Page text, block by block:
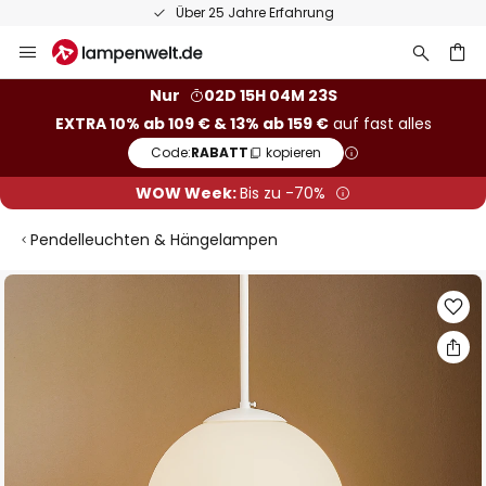
Über 25 Jahre Erfahrung
Inhalt
Nur
02D 15H 04M 22S
EXTRA 10% ab 109 € & 13% ab 159 €auf fast alles
Code:RABATT kopieren
WOW Week:Bis zu -70%
Pendelleuchten & Hängelampen
Zum